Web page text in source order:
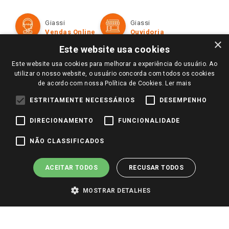
Televendas
Perguntas frequentes
Trabalhe Conosco
Identidade Visual
Formas de Pagamento
Políticas de entrega
Trocas e Devoluções
Giassi
Vendas Online
Giassi
Ouvidoria
Redes Sociais
Pagamento e Segurança
×
Este website usa cookies
Este website usa cookies para melhorar a experiência do usuário. Ao
utilizar o nosso website, o usuário concorda com todos os cookies
de acordo com nossa Política de Cookies. Ler mais
ESTRITAMENTE NECESSÁRIOS DESEMPENHO
DIRECIONAMENTO FUNCIONALIDADE
NÃO CLASSIFICADOS
ACEITAR TODOS RECUSAR TODOS
MOSTRAR DETALHES